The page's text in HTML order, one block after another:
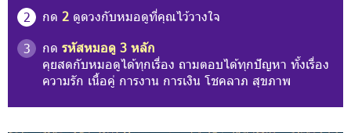
2
กด 2 ดูดวงกับหมอดูที่คุณไว้วางใจ
3
กด รหัสหมอดู 3 หลัก
คุยสดกับหมอดูได้ทุกเรื่อง ถามตอบได้ทุกปัญหา ทั้งเรื่อง
ความรัก เนื้อคู่ การงาน การเงิน โชคลาภ สุขภาพ